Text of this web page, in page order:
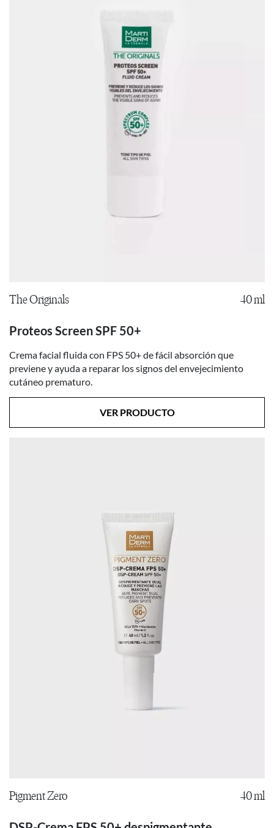
The Originals 40 ml
Proteos Screen SPF 50+
Crema facial fluida con FPS 50+ de fácil absorción que
previene y ayuda a reparar los signos del envejecimiento
cutáneo prematuro.
VER PRODUCTO
Pigment Zero 40 ml